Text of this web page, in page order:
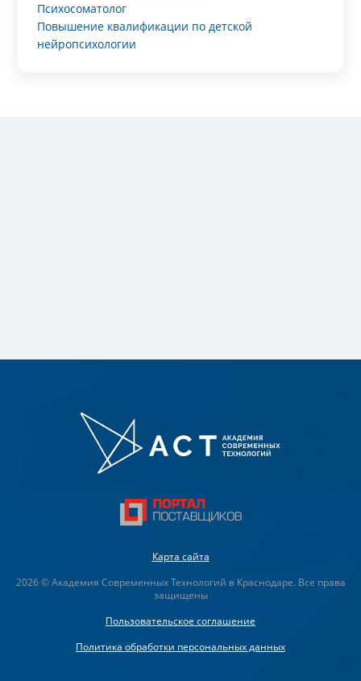
Психосоматолог
Повышение квалификации по детской
нейропсихологии
Карта сайта
2026 © Академия Современных Технологий в Краснодаре. Все права
защищены
Пользовательское соглашение
Политика обработки персональных данных